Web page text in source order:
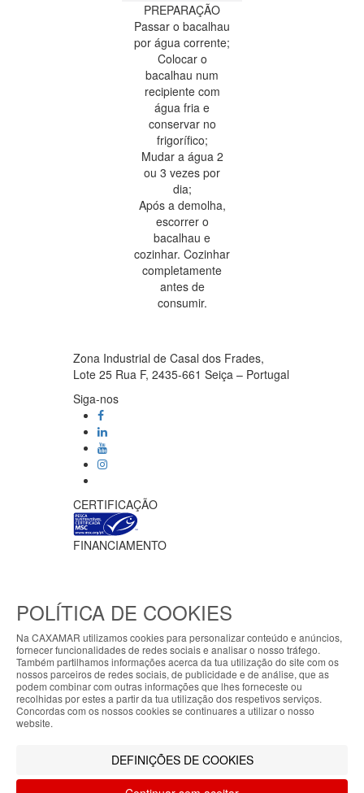
PREPARAÇÃO
Passar o bacalhau
por água corrente;
Colocar o
bacalhau num
recipiente com
água fria e
conservar no
frigorífico;
Mudar a água 2
ou 3 vezes por
dia;
Após a demolha,
escorrer o
bacalhau e
cozinhar. Cozinhar
completamente
antes de
consumir.
Zona Industrial de Casal dos Frades,
Lote 25 Rua F, 2435-661 Seiça – Portugal
Siga-nos
CERTIFICAÇÃO
FINANCIAMENTO
Ficha do projeto PRR-C10-i02-M-
000218 / Vídeo Apoio MAR2030
Meios de pagamento
Todos os direitos reservados / Salvo
indicação de contrário as promoções
apresentadas são válidas até ao dia 09-
ABOUT THE COOKIES
My7stores handles information about your visit
using cookies that improve the performance of the
website, facilitate sharing via social networks and
continuing to browse our site, you accept the use of
these cookies. For more information, see our
POLÍTICA DE COOKIES
Na CAXAMAR utilizamos cookies para personalizar conteúdo e anúncios,
fornecer funcionalidades de redes sociais e analisar o nosso tráfego.
Também partilhamos informações acerca da tua utilização do site com os
nossos parceiros de redes sociais, de publicidade e de análise, que as
podem combinar com outras informações que lhes forneceste ou
recolhidas por estes a partir da tua utilização dos respetivos serviços.
Concordas com os nossos cookies se continuares a utilizar o nosso
website.
DEFINIÇÕES DE COOKIES